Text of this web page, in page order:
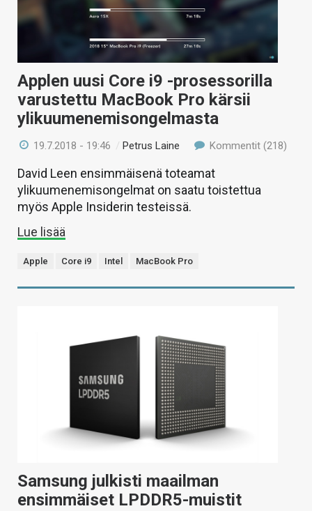
Applen uusi Core i9 -prosessorilla
varustettu MacBook Pro kärsii
ylikuumenemisongelmasta
19.7.2018 - 19:46 /Petrus Laine Kommentit (218)
David Leen ensimmäisenä toteamat
ylikuumenemisongelmat on saatu toistettua
myös Apple Insiderin testeissä.
Lue lisää
Apple Core i9 Intel MacBook Pro
Samsung julkisti maailman
ensimmäiset LPDDR5-muistit